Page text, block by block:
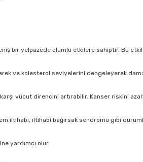
bir yelpazede olumlu etkilere sahiptir. Bu
ve kolesterol seviyelerini dengeleyerek
vücut direncini artırabilir. Kanser riskini
iltihabı, iltihabi bağırsak sendromu gibi
yardımcı olur.